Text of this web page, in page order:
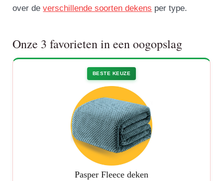
over deverschillende soorten dekens per type.
Onze 3 favorieten in een oogopslag
BESTE KEUZE
Pasper Fleece deken